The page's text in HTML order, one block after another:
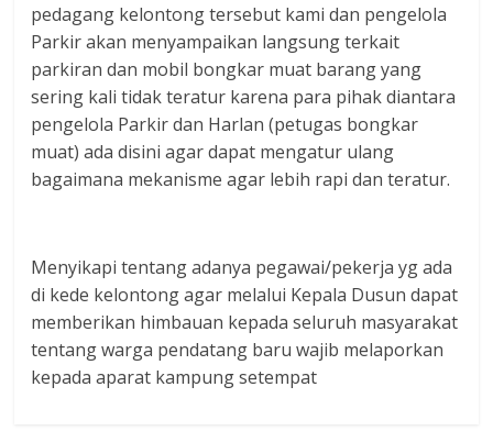
pedagang kelontong tersebut kami dan pengelola
Parkir akan menyampaikan langsung terkait
parkiran dan mobil bongkar muat barang yang
sering kali tidak teratur karena para pihak diantara
pengelola Parkir dan Harlan (petugas bongkar
muat) ada disini agar dapat mengatur ulang
bagaimana mekanisme agar lebih rapi dan teratur.
Menyikapi tentang adanya pegawai/pekerja yg ada
di kede kelontong agar melalui Kepala Dusun dapat
memberikan himbauan kepada seluruh masyarakat
tentang warga pendatang baru wajib melaporkan
kepada aparat kampung setempat